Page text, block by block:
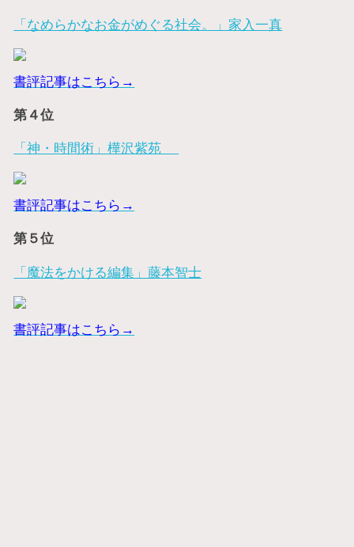
「なめらかなお金がめぐる社会。」家入一真
書評記事はこちら→
第４位
「神・時間術」樺沢紫苑
書評記事はこちら→
第５位
「魔法をかける編集」藤本智士
書評記事はこちら→